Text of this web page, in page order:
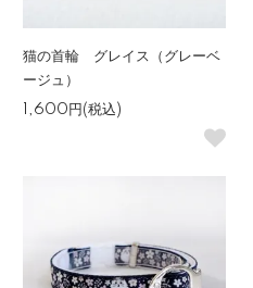
猫の首輪 グレイス（グレーベ
ージュ）
1,600円(税込)